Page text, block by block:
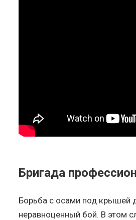
Бригада
Борьба с осами под крышей
неравноценный бой. В этом